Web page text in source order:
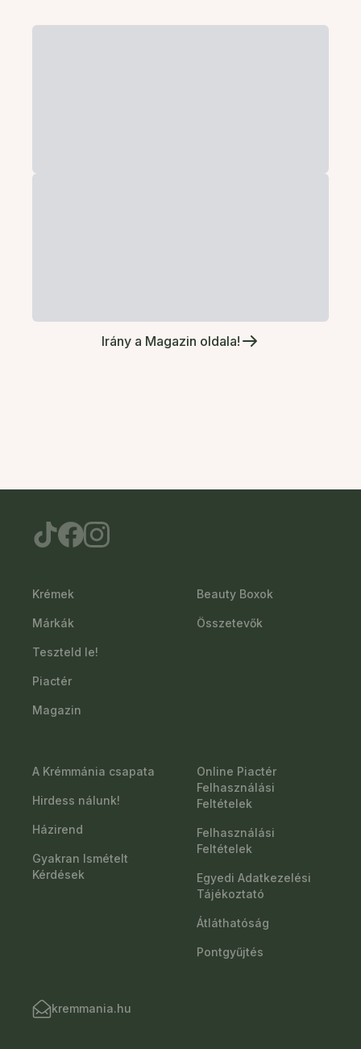
Irány a Magazin oldala!
Krémek
Márkák
Teszteld le!
Piactér
Magazin
Beauty Boxok
Összetevők
A Krémmánia csapata
Hirdess nálunk!
Házirend
Gyakran Ismételt
Kérdések
Online Piactér
Felhasználási
Feltételek
Felhasználási
Feltételek
Egyedi Adatkezelési
Tájékoztató
Átláthatóság
Pontgyűjtés
kremmania.hu